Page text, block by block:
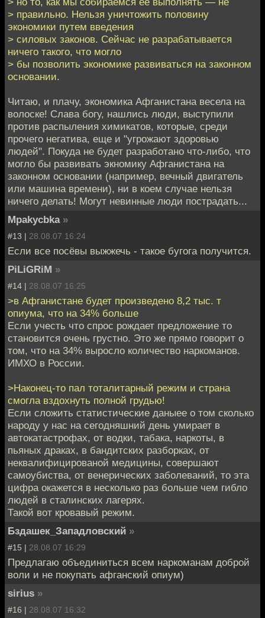
> правильно. Нельзя уничтожить половину
экономики путем введения
> силовых законов. Сейчас не разрабатывается
ничего такого, что могло
> бы позволить экономике развиваться на законном
основании.
Читаю, и плачу, экономика Афганистана весела на
волоске! Слава богу, нашлись люди, выступили
против распыления химикатов, которые, среди
прочего негатива, еще и "угрожают здоровью
людей". Покуда не будет разработано что-либо, что
могло бы развивать экномику Афганистана на
законном основании (например, вечный двигатель
или машина времени), ни в коем случае нельзя
ничего делать! Могут невинные люди пострадать...
Mpakycbka »
#13 | 28.08.07 16:24
Если все посёвы выжжечь - такое бугога получится.
PiLiGRiM »
#14 | 28.08.07 16:25
>в Афганистане будет произведено 8,2 тыс. т
опиума, что на 34% больше
Если учесть что спрос рождает предложение то
становится очень грустно. Это же прямо говорит о
том, что на 34% выросло количество наркоманов.
ИМХО в России.
>Наконец-то пал тоталитарный режим и страна
смогла вздохнуть полной грудью!
Если сложить статистические даныее о том сколько
народу у нас на сегодняшний день умирает в
автокатастрофах, от водки, табака, наркоты, в
пьяных драках, в бандитских разборках, от
неквалифицированой медицины, совершают
самоубиства, от венерических заболеваний, то эта
цифра окажется в несколько раз больше чем гибло
людей в сталинских лагерях.
Такой вот кровавый режим.
Бздашек_Западловский »
#15 | 28.08.07 16:29
Предлагаю объединиться всем наркоманам доброй
воли и не покупать афганский опиум)
sirius »
#16 | 28.08.07 16:32